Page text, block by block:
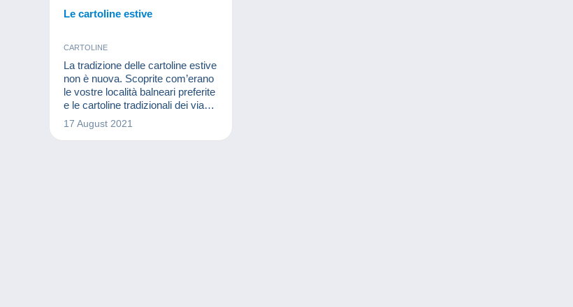
Le cartoline estive
CARTOLINE
La tradizione delle cartoline estive
non è nuova. Scoprite com’erano
le vostre località balneari preferite
e le cartoline tradizionali dei viaggi
che venivano inviate alla fine del
XIX secolo grazie a questo video
17 August 2021